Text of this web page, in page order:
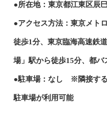
●所在地：東京都江東区辰
●アクセス方法：東京メト
徒歩1分、東京臨海高速鉄
場」駅から徒歩15分、都
●駐車場：なし ※隣接する
駐車場が利用可能